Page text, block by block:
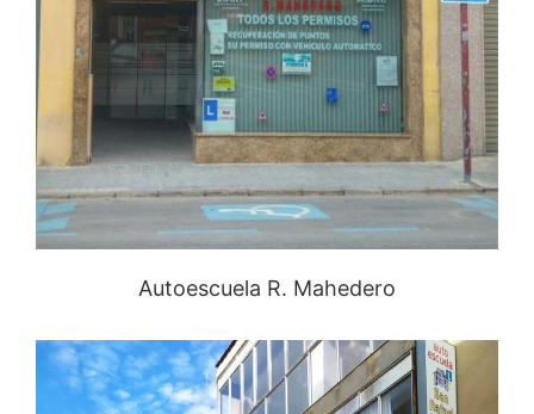
Autoescuela R. Mahedero